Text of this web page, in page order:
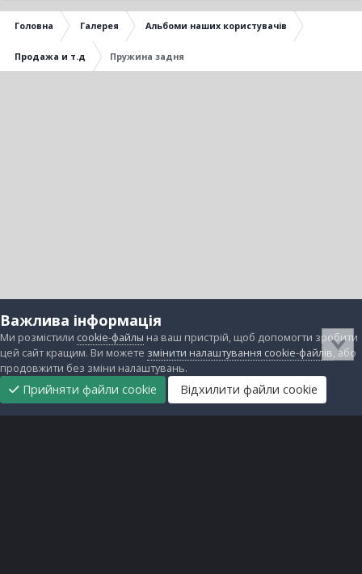
Головна Галерея Альбоми наших користувачів
Продажа и т.д Пружина задня
Важлива інформація
Ми розмістили cookie-файлы на ваш пристрій, щоб допомогти зробити
цей сайт кращим. Ви можете змінити налаштування cookie-файлів, або
продовжити без зміни налаштувань.
Прийняти файли cookie Відхилити файли cookie
Головна
Підтримати
нас
Прибрати
рекламу
Завантаження Непрочитані Реєстрація